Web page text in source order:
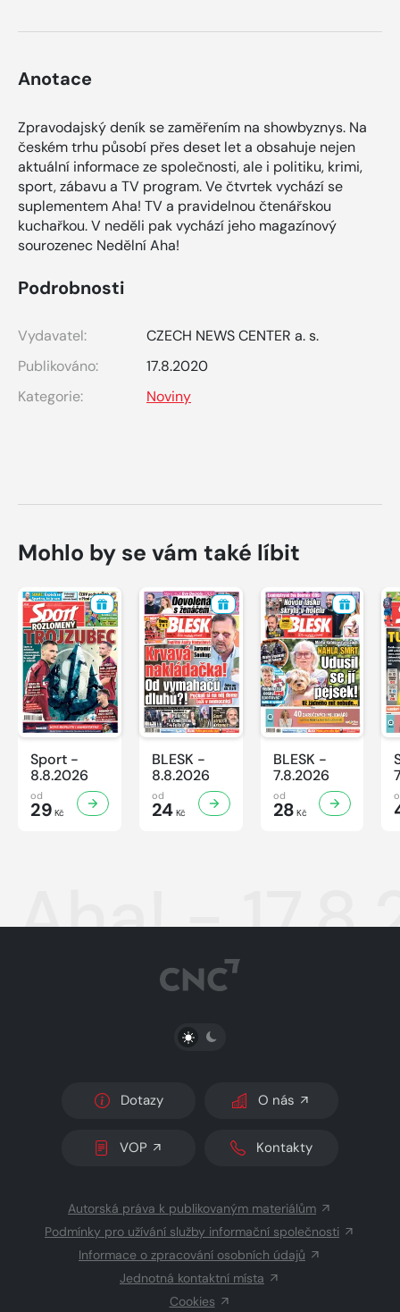
Anotace
Zpravodajský deník se zaměřením na showbyznys. Na
českém trhu působí přes deset let a obsahuje nejen
aktuální informace ze společnosti, ale i politiku, krimi,
sport, zábavu a TV program. Ve čtvrtek vychází se
suplementem Aha! TV a pravidelnou čtenářskou
kuchařkou. V neděli pak vychází jeho magazínový
sourozenec Nedělní Aha!
Podrobnosti
Vydavatel:
CZECH NEWS CENTER a. s.
Publikováno:
17.8.2020
Kategorie:
Noviny
Mohlo by se vám také líbit
Sport -
8.8.2026
od
29 Kč
BLESK -
8.8.2026
od
24Kč
BLESK -
7.8.2026
od
28 Kč
Aha! -
PŘEPNOUT SVĚTLÝ/TMAVÝ REŽIM
Dotazy O nás
VOP Kontakty
Autorská práva k publikovaným materiálům
Podmínky pro užívání služby informační společnosti
Informace o zpracování osobních údajů
Jednotná kontaktní místa
Cookies